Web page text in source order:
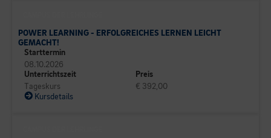
POWER LEARNING - ERFOLGREICHES LERNEN LEICHT
GEMACHT!
Starttermin
08.10.2026
Unterrichtszeit
Tageskurs
Preis
€ 392,00
Kursdetails